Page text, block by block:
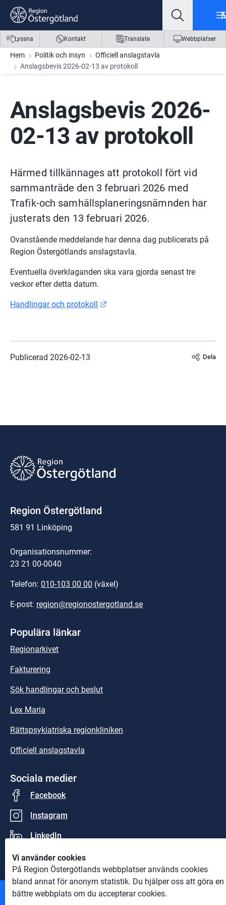
Vi använder cookies
På Region Östergötlands webbplatser används cookies
bland annat för anonym statistik. Du hjälper oss att göra en
bättre webbplats om du accepterar cookies.
Gå till innehåll
Gå till meny
Gå till sidfot
Lyssna Kontakt Translate Webbplatser
Hem Politik och insyn
Officiell anslagstavla
Anslagsbevis 2026-02-13 av protokoll
Anslagsbevis 2026-
02-13 av protokoll
Härmed tillkännages att protokoll fört vid
sammanträde den 3 februari 2026 med
Trafik-och samhällsplaneringsnämnden har
justerats den 13 februari 2026.
Ovanstående meddelande har denna dag publicerats på
Region Östergötlands anslagstavla.
Eventuella överklaganden ska vara gjorda senast tre
veckor efter detta datum.
Handlingar och protokoll
Publicerad 2026-02-13 Dela
Region Östergötland
581 91 Linköping
Organisationsnummer:
23 21 00-0040
Telefon: 010-103 00 00 (växel)
E-post: region@regionostergotland.se
Populära länkar
Regionarkivet
Fakturering
Sök handlingar och beslut
Lex Maria
Rättspsykiatriska regionkliniken
Officiell anslagstavla
Sociala medier
Facebook
Instagram
LinkedIn